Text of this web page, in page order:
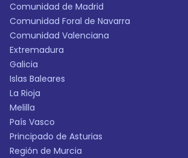
Comunidad de Madrid
Comunidad Foral de Navarra
Comunidad Valenciana
Extremadura
Galicia
Islas Baleares
La Rioja
Melilla
País Vasco
Principado de Asturias
Región de Murcia